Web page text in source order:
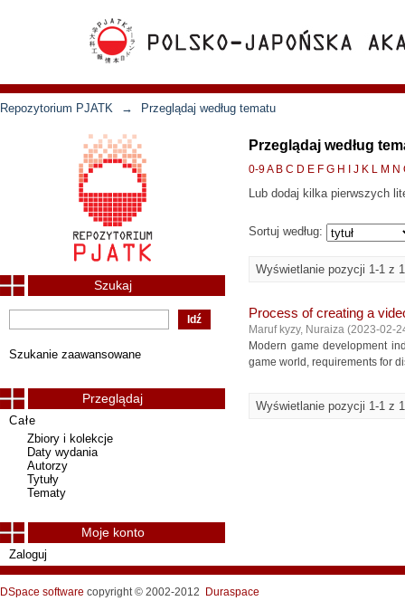
Repozytorium PJATK → Przeglądaj według tematu
Przeglądaj według
0-9A B C D E F G H J K L M N
Lub dodaj kilka pierwszych
Sortuj według:
Wyświetlanie pozycji 1-1 z 1
Process of creating a
Maruf kyzy, Nuraiza (2023-02-
Modern game development
game world, requirements for
Wyświetlanie pozycji 1-1 z 1
Szukaj
Szukanie zaawansowane
Przeglądaj
Całe
Zbiory i kolekcje
Daty wydania
Autorzy
Tytuły
Tematy
Moje konto
Zaloguj
DSpace software copyright © 2002-2012 Duraspace